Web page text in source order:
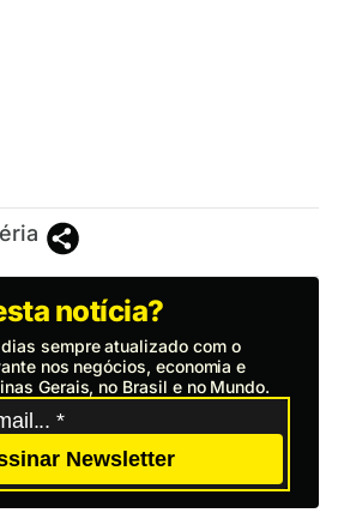
notícia?
sempre atualizado com o
nos negócios, economia e
Gerais, no Brasil e no Mundo.
Newsletter